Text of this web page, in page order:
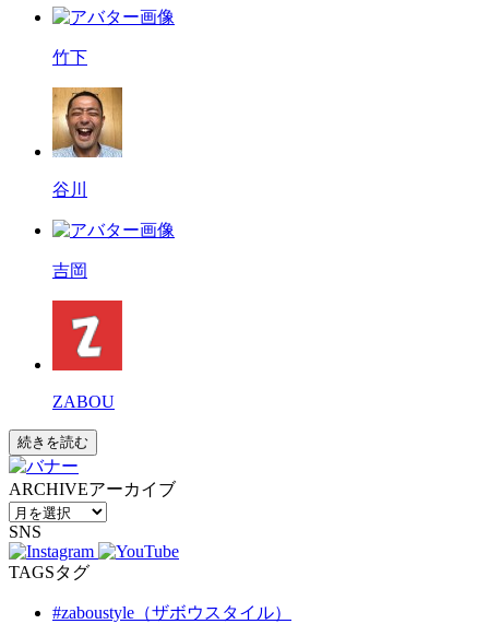
竹下
谷川
吉岡
ZABOU
続きを読む
ARCHIVEアーカイブ
SNS
TAGSタグ
#zaboustyle（ザボウスタイル）